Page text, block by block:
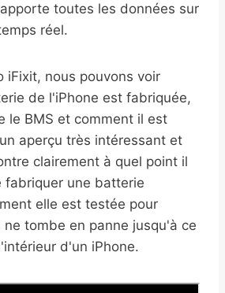
toutes les données sur
réel.
iFixit, nous pouvons voir
de l'iPhone est fabriquée,
le BMS et comment il est
aperçu très intéressant et
clairement à quel point il
fabriquer une batterie
elle est testée pour
ne tombe en panne jusqu'à ce
d'un iPhone.